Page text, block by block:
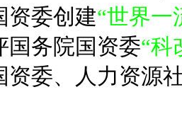
资委创建“世界一
国务院国资委“科
资委、人力资源